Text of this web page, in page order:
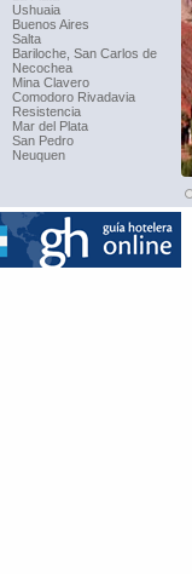
Ushuaia
Buenos Aires
Salta
Bariloche, San Carlos de
Necochea
Mina Clavero
Comodoro Rivadavia
Resistencia
Mar del Plata
San Pedro
Neuquen